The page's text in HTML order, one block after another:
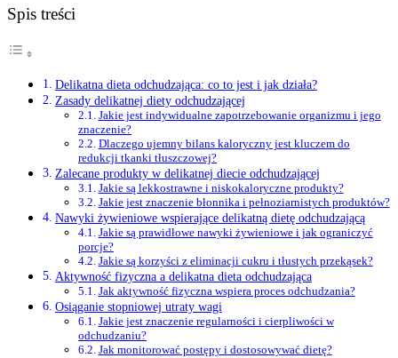
Spis treści
Delikatna dieta odchudzająca: co to jest i jak działa?
Zasady delikatnej diety odchudzającej
Jakie jest indywidualne zapotrzebowanie organizmu i jego
znaczenie?
Dlaczego ujemny bilans kaloryczny jest kluczem do
redukcji tkanki tłuszczowej?
Zalecane produkty w delikatnej diecie odchudzającej
Jakie są lekkostrawne i niskokaloryczne produkty?
Jakie jest znaczenie błonnika i pełnoziarnistych produktów?
Nawyki żywieniowe wspierające delikatną dietę odchudzającą
Jakie są prawidłowe nawyki żywieniowe i jak ograniczyć
porcje?
Jakie są korzyści z eliminacji cukru i tłustych przekąsek?
Aktywność fizyczna a delikatna dieta odchudzająca
Jak aktywność fizyczna wspiera proces odchudzania?
Osiąganie stopniowej utraty wagi
Jakie jest znaczenie regularności i cierpliwości w
odchudzaniu?
Jak monitorować postępy i dostosowywać dietę?